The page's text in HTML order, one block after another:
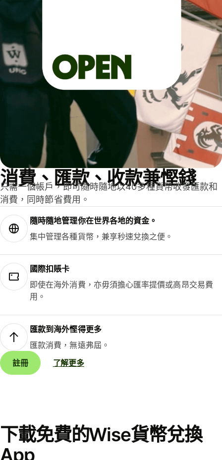
消費、匯款、收款兼慳錢
只需一個帳戶，即可隨時隨地以40多種貨幣收發匯款和
消費，同時節省費用。
隨時隨地管理你在世界各地的資金。
集中管理各種貨幣，兼享秒速兌換之便。
國際扣賬卡
即使在海外消費，亦毋須擔心匯率提價或高昂交易費
用。
匯款到海外慳得更多
匯款消費，無遠弗屆。
註冊
了解更多
下載免費的Wise貨幣兌換
App